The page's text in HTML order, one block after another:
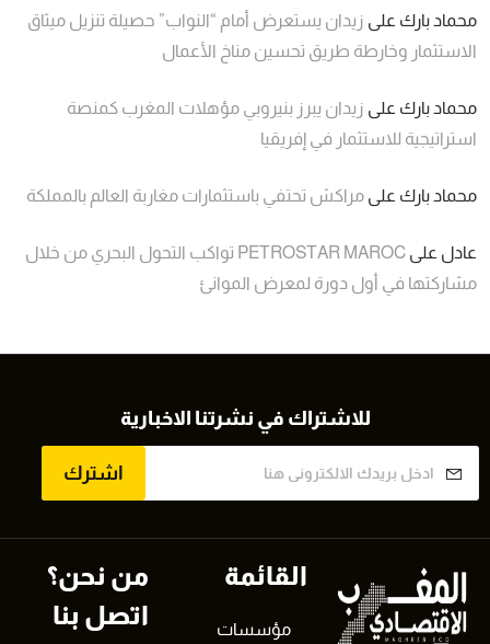
محماد بارك على زيدان يستعرض أمام “النواب” حصيلة تنزيل ميثاق
الاستثمار وخارطة طريق تحسين مناخ الأعمال
محماد بارك على زيدان يبرز بنيروبي مؤهلات المغرب كمنصة
استراتيجية للاستثمار في إفريقيا
محماد بارك على مراكش تحتفي باستثمارات مغاربة العالم بالمملكة
عادل على
PETROSTAR MAROC تواكب التحول البحري من خلال
مشاركتها في أول دورة لمعرض الموانئ
للاشتراك في نشرتنا الاخبارية
اشترك
القائمة
مؤسسات
من نحن؟
اتصل بنا